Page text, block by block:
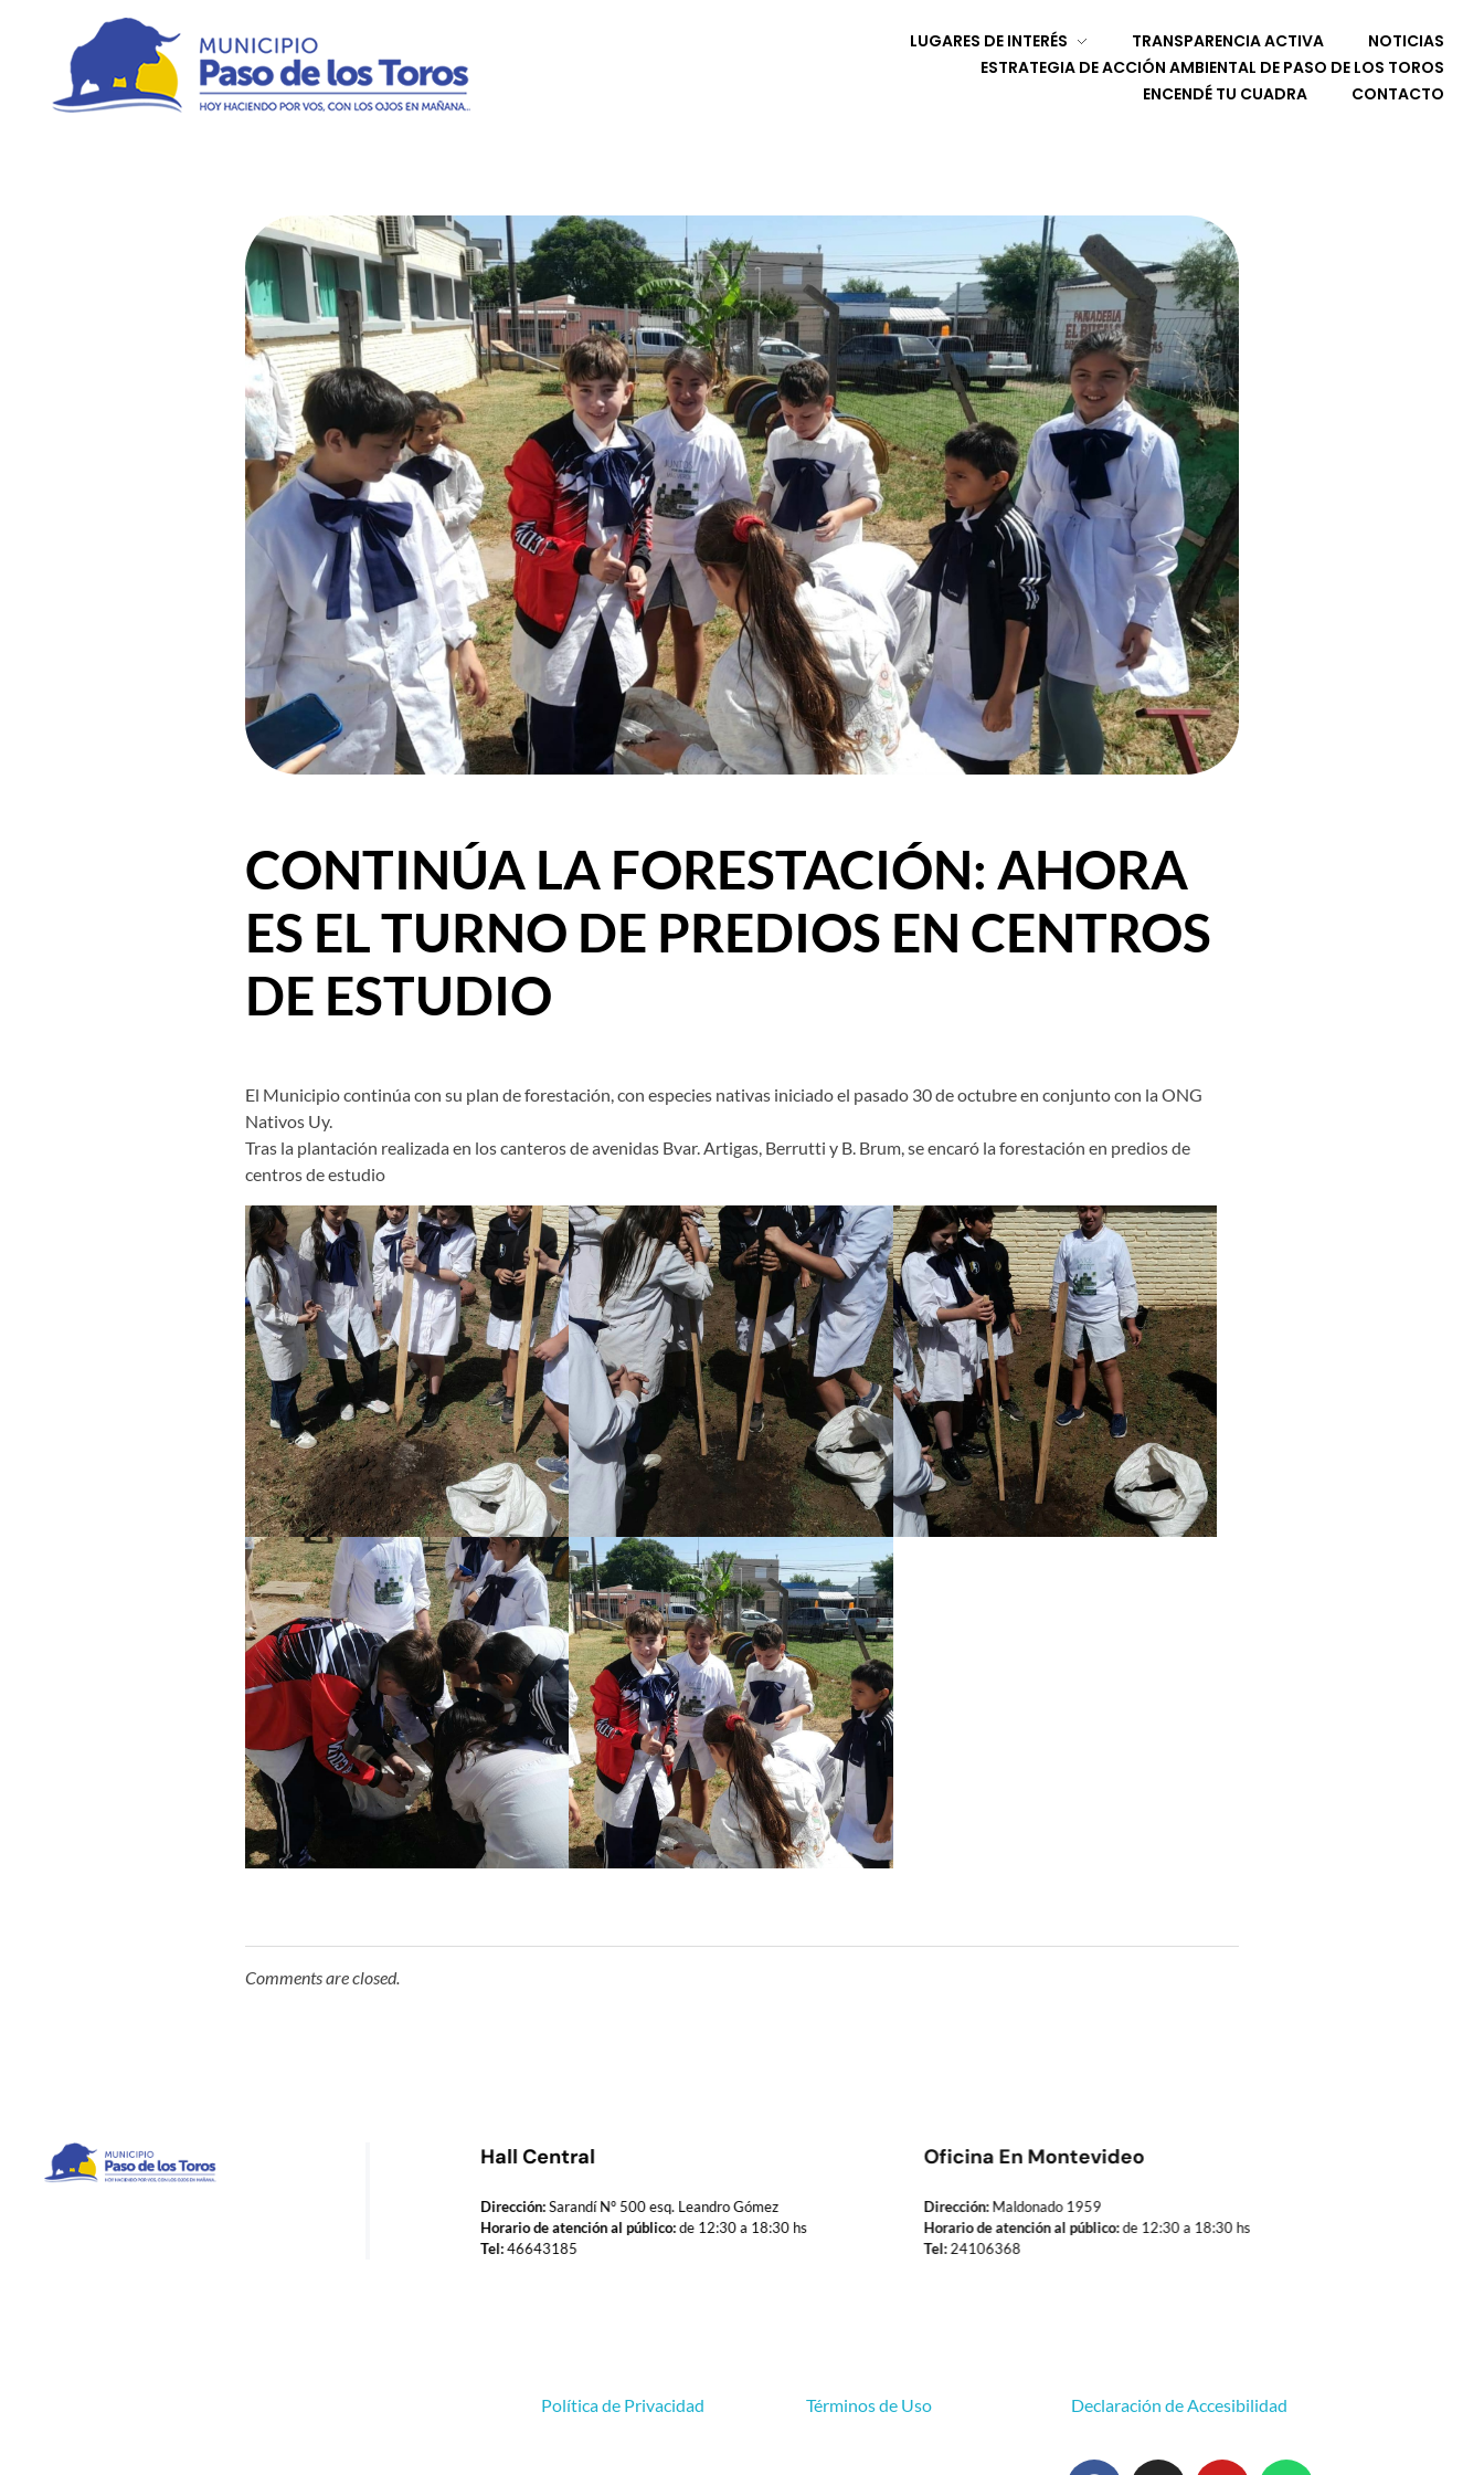
LUGARES DE INTERÉS TRANSPARENCIA ACTIVA
NOTICIAS
ESTRATEGIA DE ACCIÓN AMBIENTAL DE PASO DE LOS TOROS
ENCENDÉ TU CUADRA
CONTACTO
CONTINÚA LA FORESTACIÓN: AHORA
ES EL TURNO DE PREDIOS EN CENTROS
DE ESTUDIO
El Municipio continúa con su plan de forestación, con especies nativas iniciado el pasado 30 de octubre en conjunto con la ONG
Nativos Uy.
Tras la plantación realizada en los canteros de avenidas Bvar. Artigas, Berrutti y B. Brum, se encaró la forestación en predios de
centros de estudio
Comments are closed.
Hall Central
Dirección:Sarandí Nº 500 esq. Leandro Gómez
Horario de atención al público:de 12:30 a 18:30 hs
Tel:46643185
Oficina En Montevideo
Dirección:Maldonado 1959
Horario de atención al público:de 12:30 a 18:30 hs
Tel:24106368
Política de Privacidad Términos de Uso Declaración de Accesibilidad